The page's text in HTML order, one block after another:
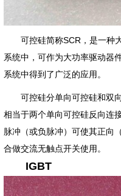
可控硅简称SCR，是一种
系统中，可作为大功率驱动器
系统中得到了广泛的应用。
可控硅分单向可控硅和双
相当于两个单向可控硅反向连
脉冲（或负脉冲）可使其正向
合做交流无触点开关使用。
IGBT